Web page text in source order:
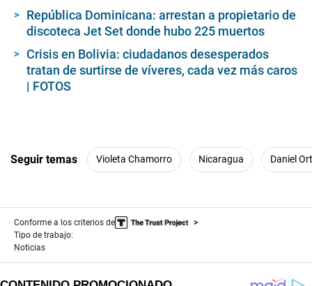
República Dominicana: arrestan a propietario de
discoteca Jet Set donde hubo 225 muertos
Crisis en Bolivia: ciudadanos desesperados
tratan de surtirse de víveres, cada vez más caros
| FOTOS
Seguir temas Violeta Chamorro Nicaragua Daniel
Conforme a los criterios de
Tipo de trabajo:
Noticias